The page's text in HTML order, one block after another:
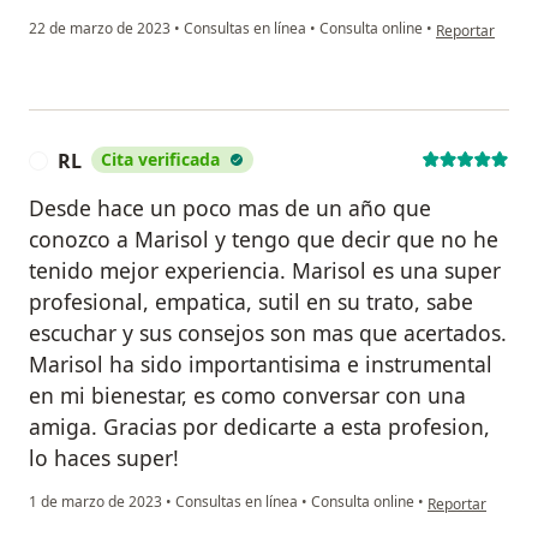
22 de marzo de 2023 • Consultas en línea • Consulta online • en opinión del
Reportar
RL Cita verificada
Desde hace un poco mas de un año que
conozco a Marisol y tengo que decir que no he
tenido mejor experiencia. Marisol es una super
profesional, empatica, sutil en su trato, sabe
escuchar y sus consejos son mas que acertados.
Marisol ha sido importantisima e instrumental
en mi bienestar, es como conversar con una
amiga. Gracias por dedicarte a esta profesion,
lo haces super!
1 de marzo de 2023 • Consultas en línea • Consulta online • en opinión del
Reportar